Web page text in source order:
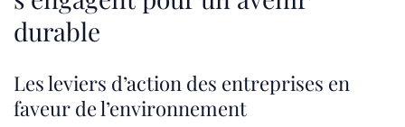
durable
Les leviers d’action des entreprises en
faveur de l’environnement